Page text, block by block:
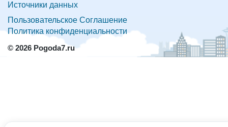
Источники данных
Пользовательское Соглашение
Политика конфиденциальности
© 2026 Pogoda7.ru